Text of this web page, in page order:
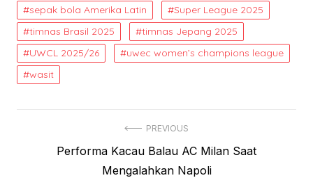
sepak bola Amerika Latin
Super League 2025
timnas Brasil 2025
timnas Jepang 2025
UWCL 2025/26
uwec women’s champions league
wasit
navigation
PREVIOUS
PreviousPerforma Kacau Balau AC Milan Saat
Mengalahkan Napoli